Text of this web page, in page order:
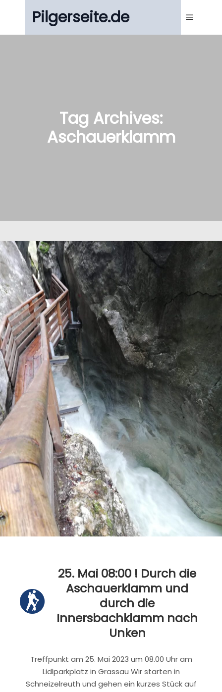
Pilgerseite.de
Tag Archives:
Aschauerklamm
25. Mai 08:00 ! Durch die
Aschauerklamm und
durch die
Innersbachklamm nach
Unken
Treffpunkt am 25. Mai 2023 um 08.00 Uhr am
Lidlparkplatz in Grassau Wir starten in
Schneizelreuth und gehen ein kurzes Stück auf